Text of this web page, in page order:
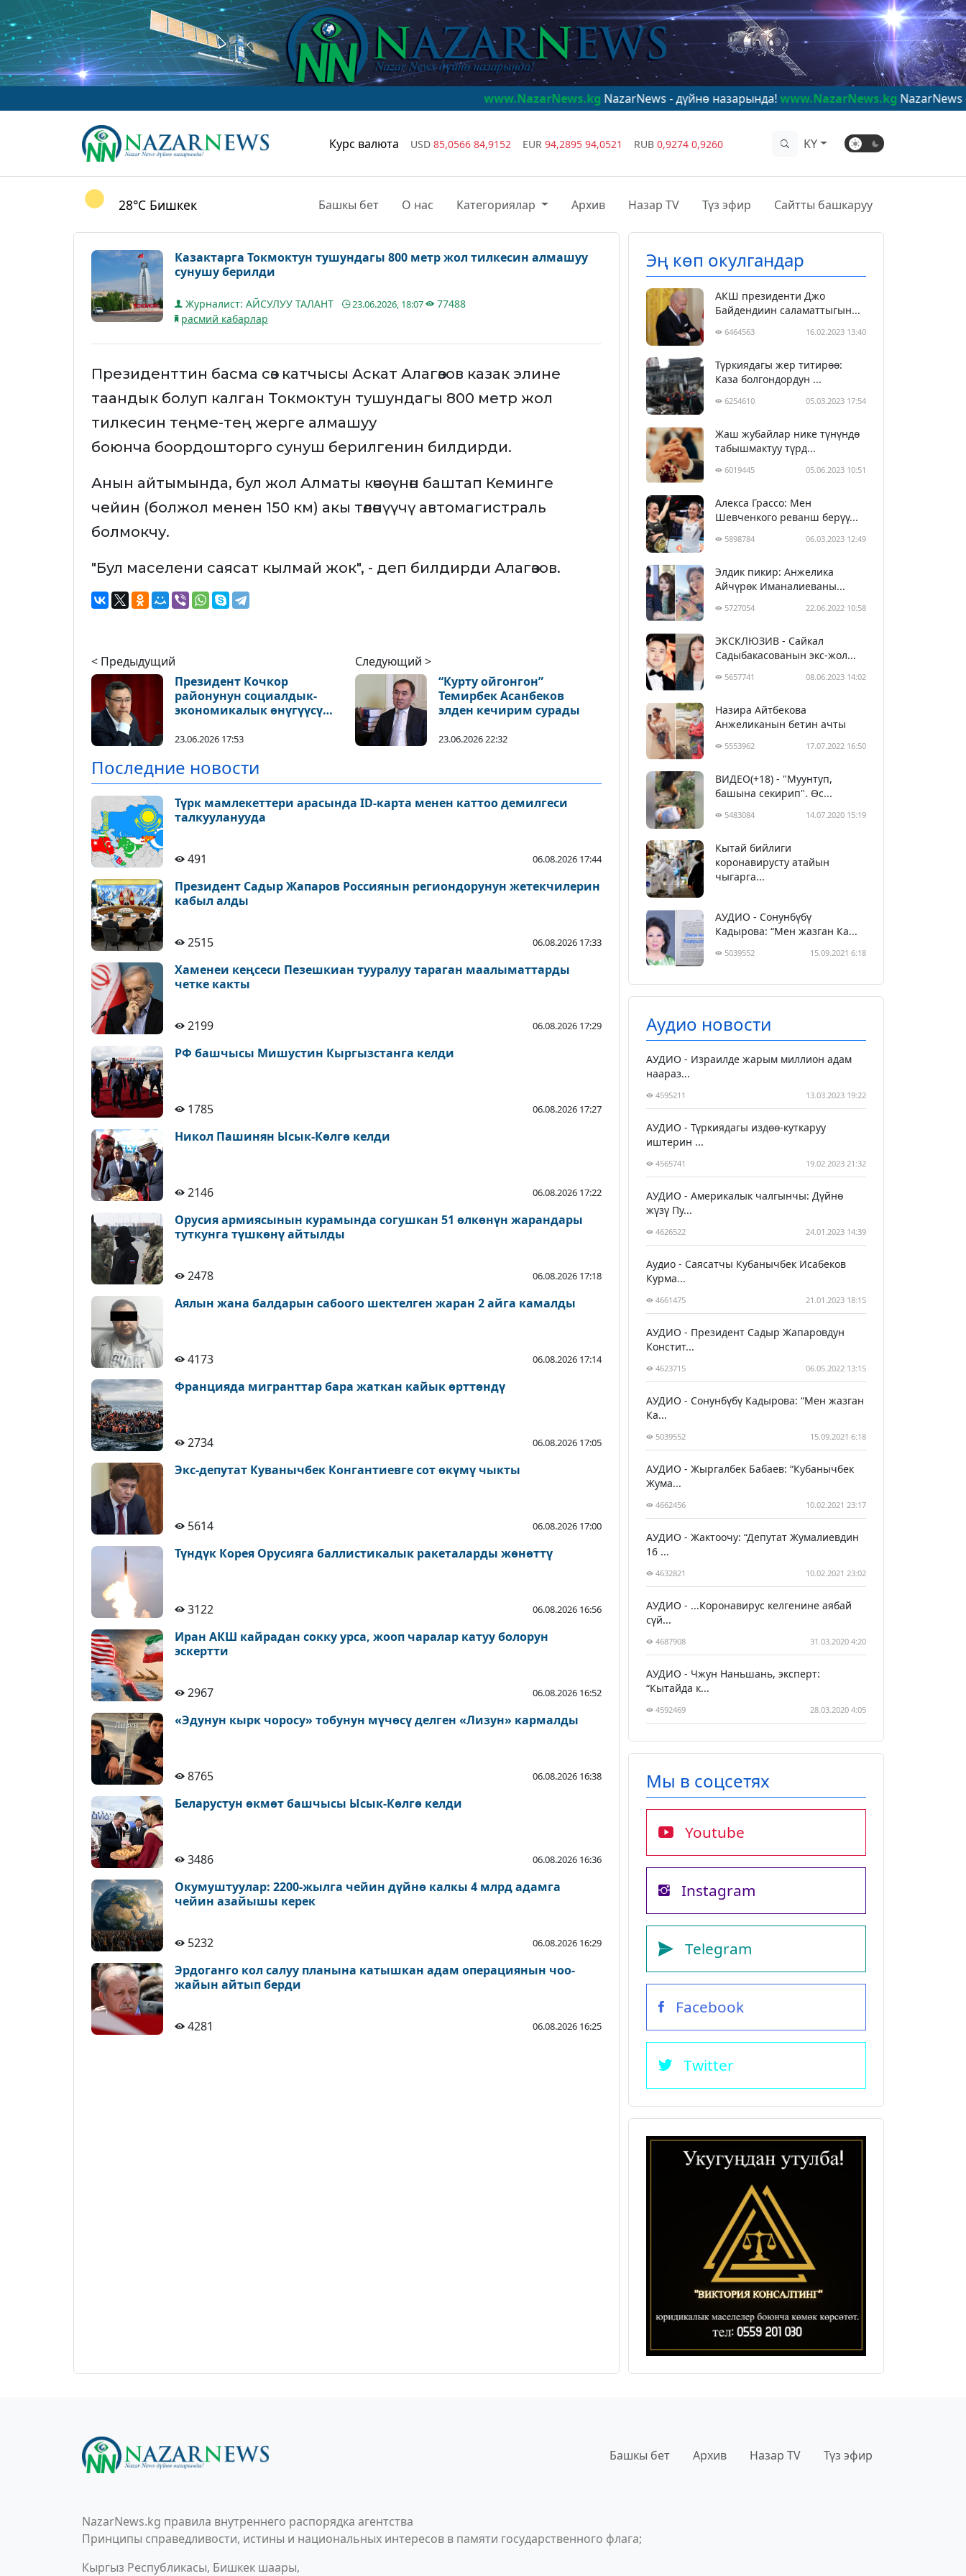
www.NazarNews.kgNazarNews - дүйнө назарында! www.NazarNews.kgNazarNews - в центре
Курс валюта USD 85,0566 84,9152 EUR 94,2895 94,0521 RUB 0,9274 0,9260 KY
28°C Бишкек Башкы бет О нас Категориялар Архив Назар TV Түз эфир Сайтты башкаруу
Казактарга Токмоктун тушундагы 800 метр жол тилкесин алмашуу
сунушу берилди
Журналист: АЙСУЛУУ ТАЛАНТ 23.06.2026, 18:07
77488
расмий кабарлар
Президенттин басма сөз катчысы Аскат Алагөзов казак элине
таандык болуп калган Токмоктун тушундагы 800 метр жол
тилкесин теңме-тең жерге алмашуу
боюнча боордошторго сунуш берилгенин билдирди.
Анын айтымында, бул жол Алматы көчөсүнөн баштап Кеминге
чейин (болжол менен 150 км) акы төлөнүүчү автомагистраль
болмокчу.
"Бул маселени саясат кылмай жок", - деп билдирди Алагөзов.
< Предыдущий
Президент Кочкор
районунун социалдык-
экономикалык өнүгүүсү
23.06.2026 17:53
Следующий >
“Курту ойгонгон”
Темирбек Асанбеков
элден кечирим сурады
23.06.2026 22:32
Последние новости
Түрк мамлекеттери арасында ID-карта менен каттоо демилгеси
талкууланууда
491 06.08.2026 17:44
Президент Садыр Жапаров Россиянын региондорунун жетекчилерин
кабыл алды
2515 06.08.2026 17:33
Хаменеи кеңсеси Пезешкиан тууралуу тараган маалыматтарды
четке какты
2199 06.08.2026 17:29
РФ башчысы Мишустин Кыргызстанга келди
1785 06.08.2026 17:27
Никол Пашинян Ысык-Көлгө келди
2146 06.08.2026 17:22
Орусия армиясынын курамында согушкан 51 өлкөнүн жарандары
туткунга түшкөнү айтылды
2478 06.08.2026 17:18
Аялын жана балдарын сабоого шектелген жаран 2 айга камалды
4173 06.08.2026 17:14
Францияда мигранттар бара жаткан кайык өрттөндү
2734 06.08.2026 17:05
Экс-депутат Куванычбек Конгантиевге сот өкүмү чыкты
5614 06.08.2026 17:00
Түндүк Корея Орусияга баллистикалык ракеталарды жөнөттү
3122 06.08.2026 16:56
Иран АКШ кайрадан сокку урса, жооп чаралар катуу болорун
эскертти
2967 06.08.2026 16:52
«Эдунун кырк чоросу» тобунун мүчөсү делген «Лизун» кармалды
8765 06.08.2026 16:38
Беларустун өкмөт башчысы Ысык-Көлгө келди
3486 06.08.2026 16:36
Окумуштуулар: 2200-жылга чейин дүйнө калкы 4 млрд адамга
чейин азайышы керек
5232 06.08.2026 16:29
Эрдоганго кол салуу планына катышкан адам операциянын чоо-
жайын айтып берди
4281 06.08.2026 16:25
Эң көп окулгандар
АКШ президенти Джо
Байдендиин саламаттыгын...
6464563 16.02.2023 13:40
Түркиядагы жер титирөө:
Каза болгондордун ...
6254610 05.03.2023 17:54
Жаш жубайлар нике түнүндө
табышмактуу түрд...
6019445 05.06.2023 10:51
Алекса Грассо: Мен
Шевченкого реванш берүү...
5898784 06.03.2023 12:49
Элдик пикир: Анжелика
Айчүрөк Иманалиеваны...
5727054 22.06.2022 10:58
ЭКСКЛЮЗИВ - Сайкал
Садыбакасованын экс-жол...
5657741 08.06.2023 14:02
Назира Айтбекова
Анжеликанын бетин ачты
5553962 17.07.2022 16:50
ВИДЕО(+18) - "Муунтуп,
башына секирип". Өс...
5483084 14.07.2020 15:19
Кытай бийлиги
коронавирусту атайын
чыгарга...
АУДИО - Сонунбүбү
Кадырова: “Мен жазган Ка...
5039552 15.09.2021 6:18
Аудио новости
АУДИО - Израилде жарым миллион адам
наараз...
4595211 13.03.2023 19:22
АУДИО - Түркиядагы издөө-куткаруу
иштерин ...
4565741 19.02.2023 21:32
АУДИО - Америкалык чалгынчы: Дүйнө
жүзү Пу...
4626522 24.01.2023 14:39
Аудио - Саясатчы Кубанычбек Исабеков
Курма...
4661475 21.01.2023 18:15
АУДИО - Президент Садыр Жапаровдун
Констит...
4623715 06.05.2022 13:15
АУДИО - Сонунбүбү Кадырова: “Мен жазган
Ка...
5039552 15.09.2021 6:18
АУДИО - Жыргалбек Бабаев: “Кубанычбек
Жума...
4662456 10.02.2021 23:17
АУДИО - Жактоочу: “Депутат Жумалиевдин
16 ...
4632821 10.02.2021 23:02
АУДИО - ...Коронавирус келгенине аябай
сүй...
4687908 31.03.2020 4:20
АУДИО - Чжун Наньшань, эксперт:
“Кытайда к...
4592469 28.03.2020 4:05
Мы в соцсетях
Youtube
Instagram
Telegram
Facebook
Twitter
Башкы бет Архив Назар TV Түз эфир
NazarNews.kg правила внутреннего распорядка агентства
Принципы справедливости, истины и национальных интересов в памяти государственного флага;
Кыргыз Республикасы, Бишкек шаары,